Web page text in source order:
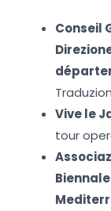
Conseil
Vive le
tour